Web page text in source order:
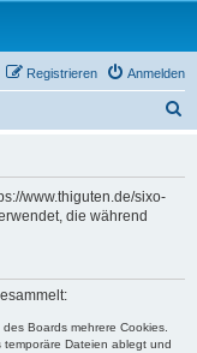
Anmelden
Registrieren
www.thiguten.de/sixo-
die während
Boards mehrere Cookies.
temporäre Dateien ablegt und